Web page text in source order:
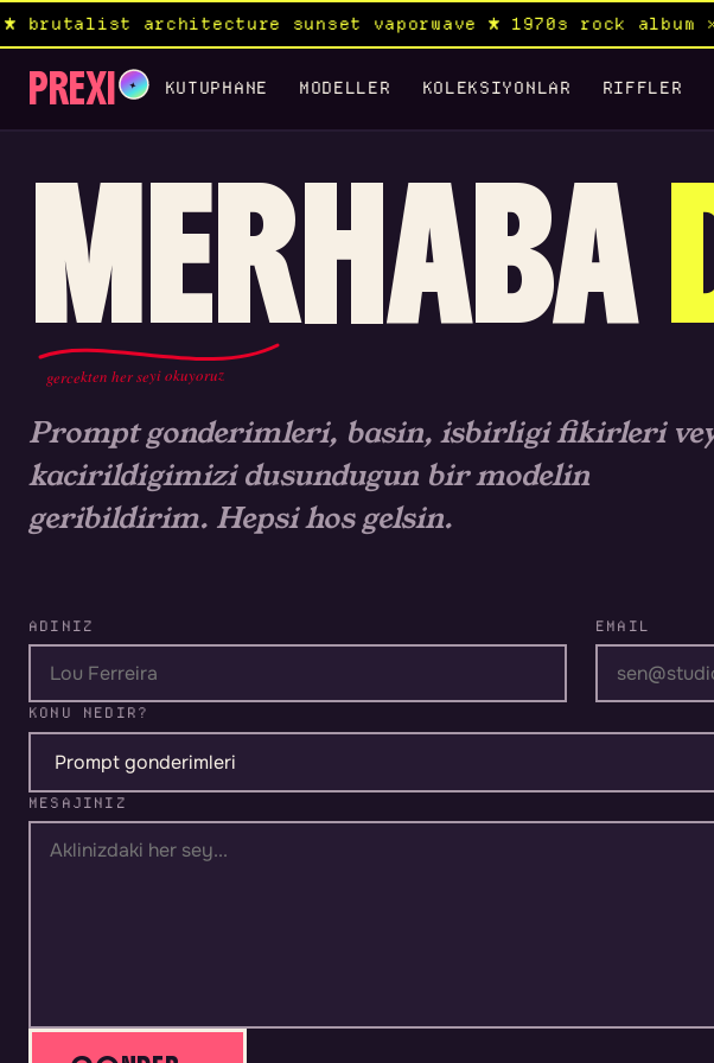
architecture sunset vaporwave ★ 1970s rock
PREXI ✦ KUTUPHANE MODELLER KOLEKSIYONLAR RIFFLER
MERHABA
gercekten her seyi okuyoruz
Prompt gonderimleri, basin, isbirligi fikirleri
kacirildigimizi dusundugun bir modelin
geribildirim. Hepsi hos gelsin.
ADINIZ EMAIL
KONU NEDIR?
MESAJINIZ